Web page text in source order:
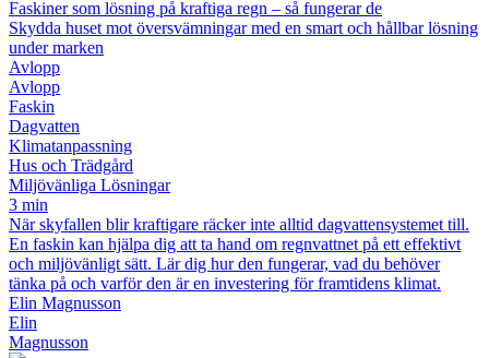
Faskiner som lösning på kraftiga regn – så fungerar de
Skydda huset mot översvämningar med en smart och hållbar lösning
under marken
Avlopp
Avlopp
Faskin
Dagvatten
Klimatanpassning
Hus och Trädgård
Miljövänliga Lösningar
3 min
När skyfallen blir kraftigare räcker inte alltid dagvattensystemet till.
En faskin kan hjälpa dig att ta hand om regnvattnet på ett effektivt
och miljövänligt sätt. Lär dig hur den fungerar, vad du behöver
tänka på och varför den är en investering för framtidens klimat.
Elin Magnusson
Elin
Magnusson